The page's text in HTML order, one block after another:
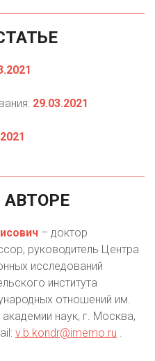
29.03.2021
АВТОРE
– доктор
руководитель Центра
исследований
института
отношений им.
наук, г. Москва,
v.b.kondr@imemo.ru .